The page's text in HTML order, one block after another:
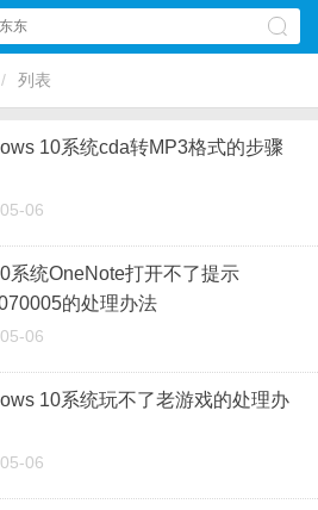
/ 列表
10系统cda转MP3格式的步骤
06
系统OneNote打开不了提示
的处理办法
06
10系统玩不了老游戏的处理办
06